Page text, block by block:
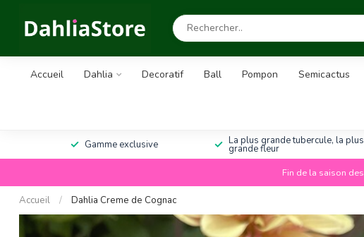
Accueil Dahlia Decoratif Ball Pompon Semicactus
Gamme exclusive La plus grande tubercule, la plus
grande fleur
Fin de la saison
Accueil / Dahlia Creme de Cognac